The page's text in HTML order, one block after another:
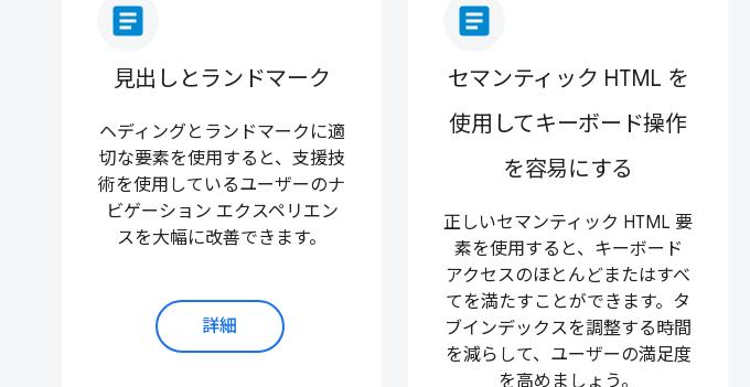
article
見出しとランドマーク
ヘディングとランドマークに適
切な要素を使用すると、支援技
術を使用しているユーザーのナ
ビゲーション エクスペリエン
スを大幅に改善できます。
詳細
article
セマンティック HTML を
使用してキーボード操作
を容易にする
正しいセマンティック HTML 要
素を使用すると、キーボード
アクセスのほとんどまたはすべ
てを満たすことができます。タ
ブインデックスを調整する時間
を減らして、ユーザーの満足度
を高めましょう。